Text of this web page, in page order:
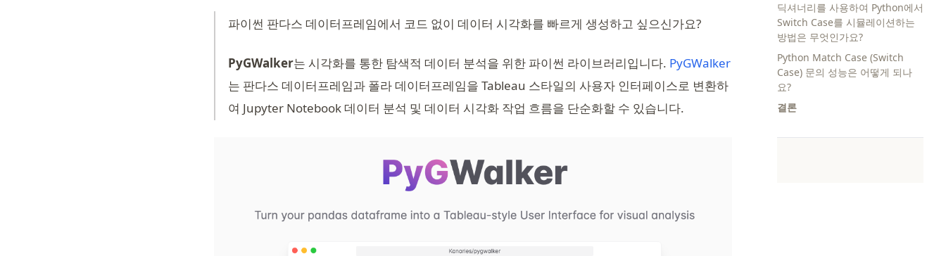
딕셔너리를 사용하여 Python에서
Switch Case를 시뮬레이션하는
방법은 무엇인가요?
Python Match Case (Switch
Case) 문의 성능은 어떻게 되나
요?
결론
파이썬 판다스 데이터프레임에서 코드 없이 데이터 시각화를 빠르게 생성하고 싶으신가요?
PyGWalker는 시각화를 통한 탐색적 데이터 분석을 위한 파이썬 라이브러리입니다. PyGWalker(opens in a new tab)
는 판다스 데이터프레임과 폴라 데이터프레임을 Tableau 스타일의 사용자 인터페이스로 변환하
여 Jupyter Notebook 데이터 분석 및 데이터 시각화 작업 흐름을 단순화할 수 있습니다.